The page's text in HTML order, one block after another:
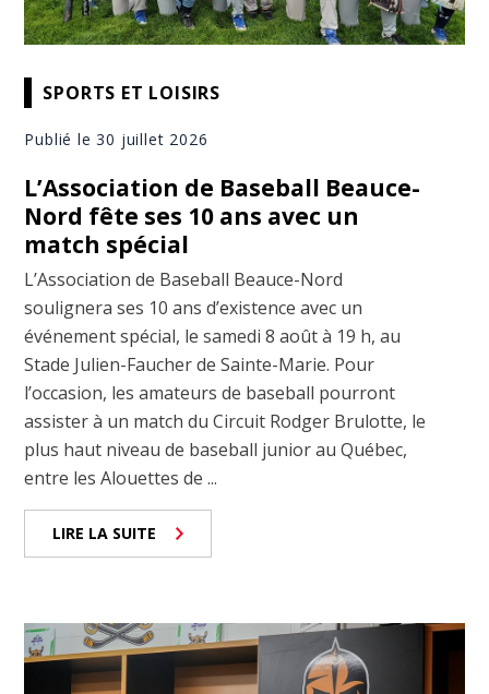
SPORTS ET LOISIRS
Publié le 30 juillet 2026
L’Association de Baseball Beauce-
Nord fête ses 10 ans avec un
match spécial
L’Association de Baseball Beauce-Nord
soulignera ses 10 ans d’existence avec un
événement spécial, le samedi 8 août à 19 h, au
Stade Julien-Faucher de Sainte-Marie. Pour
l’occasion, les amateurs de baseball pourront
assister à un match du Circuit Rodger Brulotte, le
plus haut niveau de baseball junior au Québec,
entre les Alouettes de ...
LIRE LA SUITE